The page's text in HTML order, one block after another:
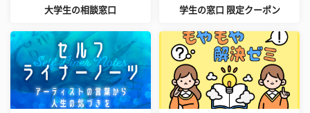
大学生の相談窓口 学生の窓口 限定クーポン